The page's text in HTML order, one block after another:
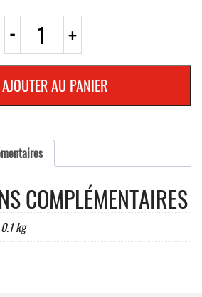
- quantité
AUTOCOLLANT
"BEBE
A
BORD"
ROSE
Dimensions
:
110
mm
+
AJOUTER AU PANIER
COMPLÉMENTAIRES
0.1 kg